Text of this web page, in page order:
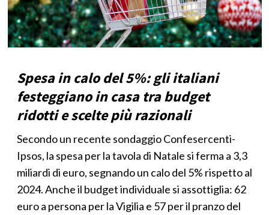
Spesa in calo del 5%: gli italiani
festeggiano in casa tra budget
ridotti e scelte più razionali
Secondo un recente sondaggio Confesercenti-
Ipsos, la spesa per la tavola di Natale si ferma a 3,3
miliardi di euro, segnando un calo del 5% rispetto al
2024. Anche il budget individuale si assottiglia: 62
euro a persona per la Vigilia e 57 per il pranzo del